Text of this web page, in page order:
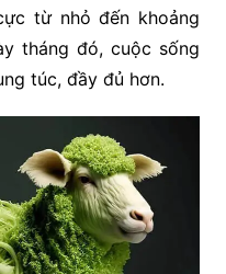
từ nhỏ đến khoảng
tháng đó, cuộc sống
túc, đầy đủ hơn.